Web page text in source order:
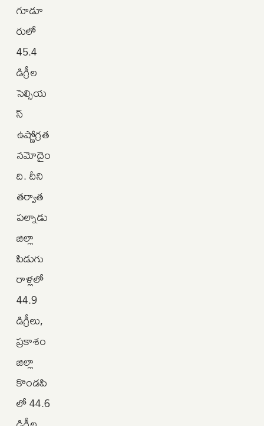
గూడూ
రులో
45.4
డిగ్రీల
సెల్సియ
స్
ఉష్ణోగ్రత
నమోదైం
ది. దీని
తర్వాత
పల్నాడు
జిల్లా
పిడుగు
రాళ్లలో
44.9
డిగ్రీలు,
ప్రకాశం
జిల్లా
కొండపి
లో 44.6